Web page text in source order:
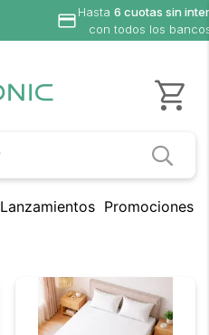
Hasta 6 cuotas sin
con todos los
Lanzamientos Promociones